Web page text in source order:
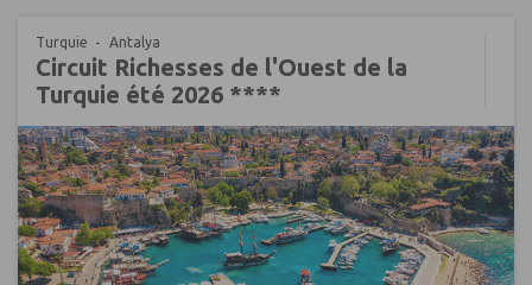
Turquie Antalya
Circuit Richesses de l'Ouest de la
Turquie été 2026 ****